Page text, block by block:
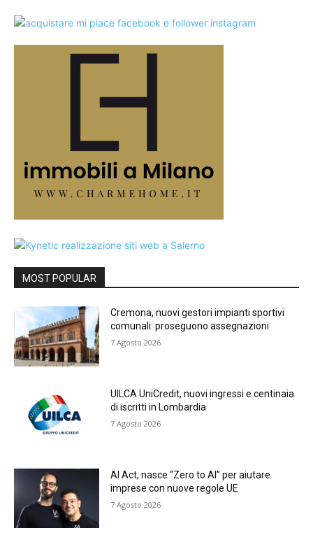
MOST POPULAR
Cremona, nuovi gestori impianti sportivi
comunali: proseguono assegnazioni
7 Agosto 2026
UILCA UniCredit, nuovi ingressi e centinaia
di iscritti in Lombardia
7 Agosto 2026
AI Act, nasce “Zero to AI” per aiutare
imprese con nuove regole UE
7 Agosto 2026